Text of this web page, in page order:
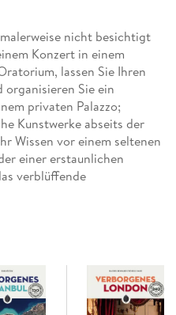
nicht besichtigt
Konzert in einem
lassen Sie Ihren
organisieren Sie ein
privaten Palazzo;
Kunstwerke abseits der
Wissen vor einem seltenen
einer erstaunlichen
verblüffende
Mond abgelegt wurde,
rauen Winter . . .
allseits bekannten